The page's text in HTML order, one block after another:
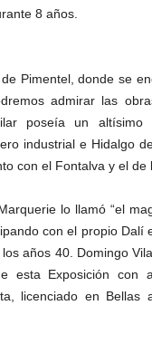
8 años.
Pimentel, donde se
admirar las
poseía un
industrial e Hidalgo
con el Fontalva y el de
lo llamó “el
con el propio
años 40. Domingo
esta Exposición con
licenciado en